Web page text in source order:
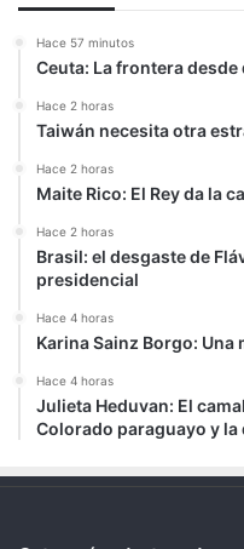
Hace 57 minutos
Ceuta: La frontera
Hace 2 horas
Taiwán necesita otra
Hace 2 horas
Maite Rico: El Rey da la
Hace 2 horas
Brasil: el desgaste de
presidencial
Hace 4 horas
Karina Sainz Borgo:
Hace 4 horas
Julieta Heduvan: El
Colorado paraguayo y